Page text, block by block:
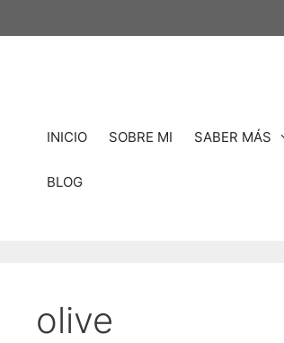
INICIO SOBRE MI SABER MÁS
BLOG
olive